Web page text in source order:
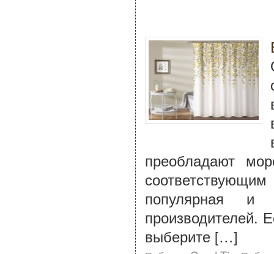
преобладают
популярная и
производителей.
выберите […]